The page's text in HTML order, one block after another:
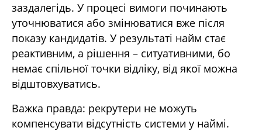
заздалегідь. У процесі вимоги починають
уточнюватися або змінюватися вже після
показу кандидатів. У результаті найм стає
реактивним, а рішення – ситуативними, бо
немає спільної точки відліку, від якої можна
відштовхуватись.
Важка правда: рекрутери не можуть
компенсувати відсутність системи у наймі.